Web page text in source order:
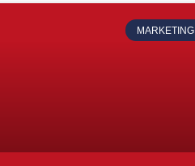
MARKETING